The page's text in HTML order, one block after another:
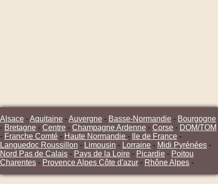
Alsace -Aquitaine -Auvergne - Basse-Normandie - Bourgogne
- Bretagne - Centre - Champagne Ardenne - Corse - DOM/TOM
- Franche Comté - Haute Normandie - Ile de France -
Languedoc Roussillon - Limousin - Lorraine - Midi Pyrénées -
Nord Pas de Calais - Pays de la Loire - Picardie - Poitou
Charentes - Provence Alpes Côte d'azur - Rhône Alpes -